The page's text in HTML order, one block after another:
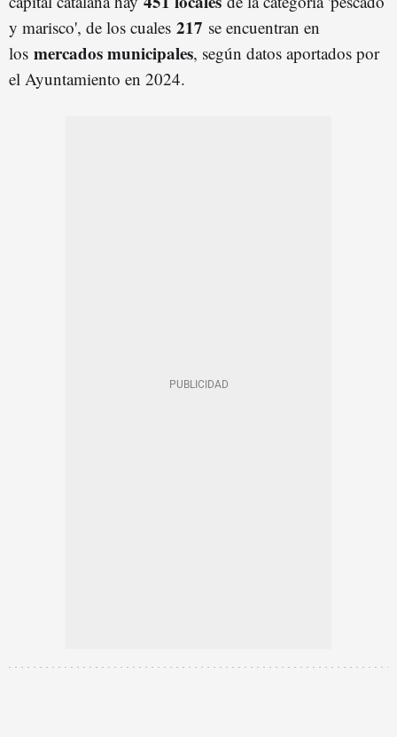
y marisco', de los cuales 217 se encuentran en
los mercados municipales, según datos aportados por
el Ayuntamiento en 2024.